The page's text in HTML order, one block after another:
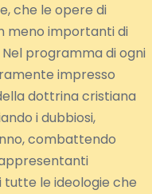
che le opere di
meno importanti di
programma di ogni
impresso
dottrina cristiana
i dubbiosi,
combattendo
tutte le ideologie che